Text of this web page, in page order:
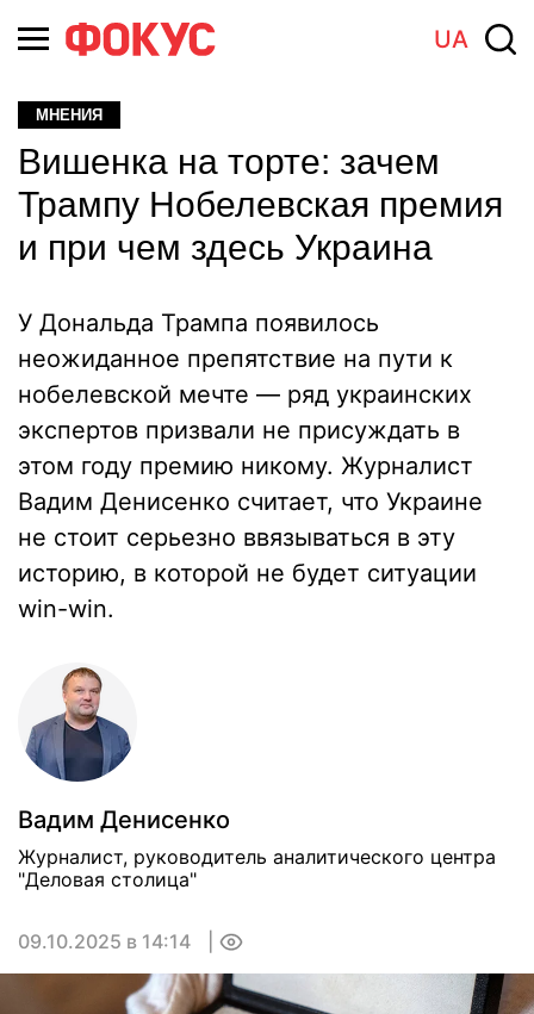
UA
МНЕНИЯ
Вишенка на торте: зачем
Трампу Нобелевская премия
и при чем здесь Украина
У Дональда Трампа появилось
неожиданное препятствие на пути к
нобелевской мечте — ряд украинских
экспертов призвали не присуждать в
этом году премию никому. Журналист
Вадим Денисенко считает, что Украине
не стоит серьезно ввязываться в эту
историю, в которой не будет ситуации
win-win.
Вадим Денисенко
Журналист, руководитель аналитического центра
"Деловая столица"
09.10.2025 в 14:14